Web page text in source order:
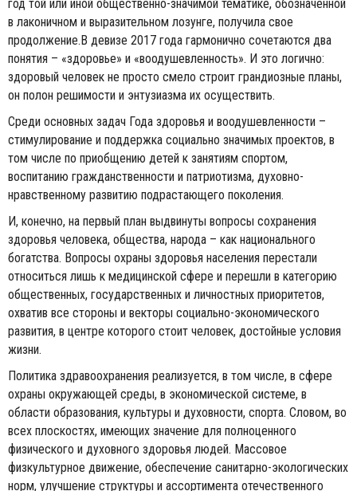
год той или иной общественно-значимой тематике, обозначенной
в лаконичном и выразительном лозунге, получила свое
продолжение.В девизе 2017 года гармонично сочетаются два
понятия – «здоровье» и «воодушевленность». И это логично:
здоровый человек не просто смело строит грандиозные планы,
он полон решимости и энтузиазма их осуществить.
Среди основных задач Года здоровья и воодушевленности –
стимулирование и поддержка социально значимых проектов, в
том числе по приобщению детей к занятиям спортом,
воспитанию гражданственности и патриотизма, духовно-
нравственному развитию подрастающего поколения.
И, конечно, на первый план выдвинуты вопросы сохранения
здоровья человека, общества, народа – как национального
богатства. Вопросы охраны здоровья населения перестали
относиться лишь к медицинской сфере и перешли в категорию
общественных, государственных и личностных приоритетов,
охватив все стороны и векторы социально-экономического
развития, в центре которого стоит человек, достойные условия
жизни.
Политика здравоохранения реализуется, в том числе, в сфере
охраны окружающей среды, в экономической системе, в
области образования, культуры и духовности, спорта. Словом, во
всех плоскостях, имеющих значение для полноценного
физического и духовного здоровья людей. Массовое
физкультурное движение, обеспечение санитарно-экологических
норм, улучшение структуры и ассортимента отечественного